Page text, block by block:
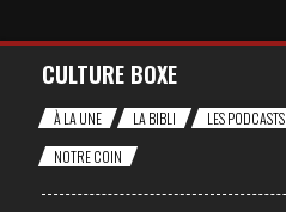
CULTURE BOXE
À LA UNE LA BIBLI
LES PODCASTS
NOTRE COIN